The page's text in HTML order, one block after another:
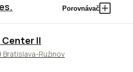
Porovnávač
II
Bratislava-Ružinov